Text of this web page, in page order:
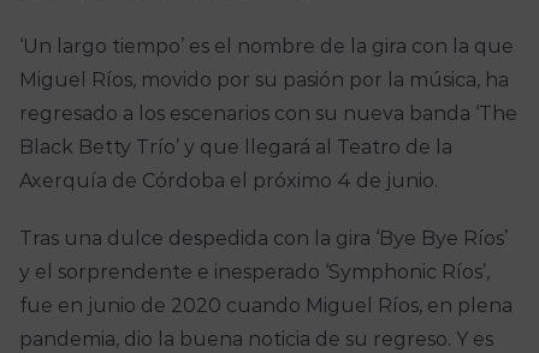
‘Un largo tiempo’ es el nombre de la gira con la que
Miguel Ríos, movido por su pasión por la música, ha
regresado a los escenarios con su nueva banda ‘The
Black Betty Trío’ y que llegará al Teatro de la
Axerquía de Córdoba el próximo 4 de junio.
Tras una dulce despedida con la gira ‘Bye Bye Ríos’
y el sorprendente e inesperado ‘Symphonic Ríos’,
fue en junio de 2020 cuando Miguel Ríos, en plena
pandemia, dio la buena noticia de su regreso. Y es